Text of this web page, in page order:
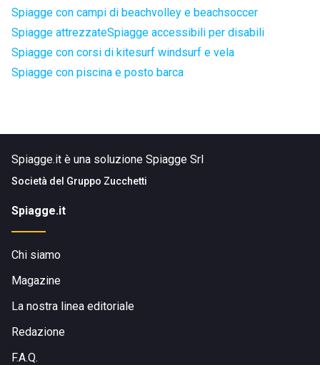
Spiagge con campi di beachvolley e beachsoccer
Spiagge attrezzateSpiagge accessibili per disabili
Spiagge con corsi di kitesurf windsurf e vela
Spiagge con piscina e posto barca
Spiagge.it è una soluzione Spiagge Srl
Società del Gruppo Zucchetti
Spiagge.it
Chi siamo
Magazine
La nostra linea editoriale
Redazione
F.A.Q.